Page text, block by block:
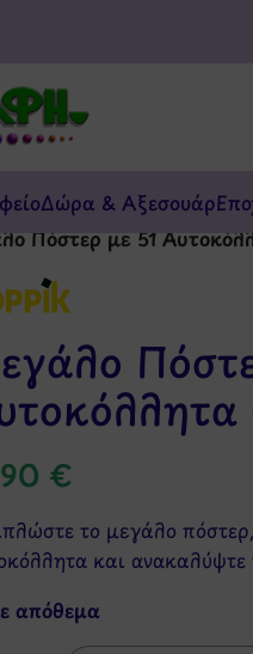
Δώρα & Αξεσουάρ
Πόστερ με 51
€
το μεγάλο
και
απόθεμα